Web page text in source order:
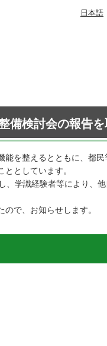
日本語
備検討会の報告
を整えるとともに、都
としています。
学識経験者等により、
で、お知らせします。